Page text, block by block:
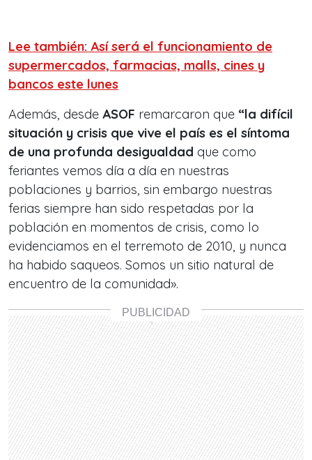
Lee también: Así será el funcionamiento de
supermercados, farmacias, malls, cines y
bancos este lunes
Además, desde ASOF remarcaron que “la difícil
situación y crisis que vive el país es el síntoma
de una profunda desigualdad que como
feriantes vemos día a día en nuestras
poblaciones y barrios, sin embargo nuestras
ferias siempre han sido respetadas por la
población en momentos de crisis, como lo
evidenciamos en el terremoto de 2010, y nunca
ha habido saqueos. Somos un sitio natural de
encuentro de la comunidad».